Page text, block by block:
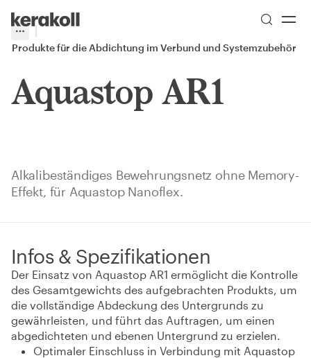
Go to Homepage
More
Toggle menu
Produkte für die Abdichtung im Verbund und Systemzubehör
Aquastop AR1
Alkalibeständiges Bewehrungsnetz ohne Memory-
Effekt, für Aquastop Nanoflex.
Infos & Spezifikationen
Der Einsatz von Aquastop AR1 ermöglicht die Kontrolle
des Gesamtgewichts des aufgebrachten Produkts, um
die vollständige Abdeckung des Untergrunds zu
gewährleisten, und führt das Auftragen, um einen
abgedichteten und ebenen Untergrund zu erzielen.
Optimaler Einschluss in Verbindung mit Aquastop